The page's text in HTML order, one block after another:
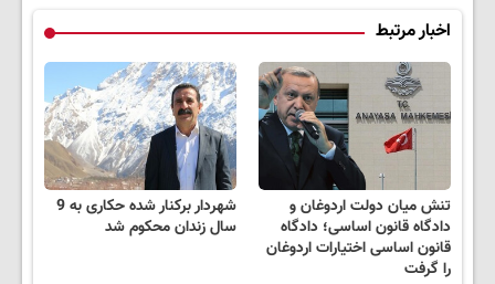
اخبار مرتبط
تنش میان دولت اردوغان و
دادگاه قانون اساسی؛ دادگاه
قانون اساسی اختیارات اردوغان
را گرفت
شهردار برکنار شده حکاری به 9
سال زندان محکوم شد